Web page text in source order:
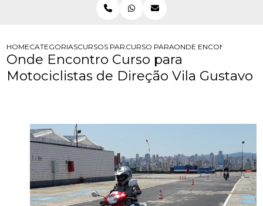
HOMECATEGORIASCURSOS PARA MOTOCICLISTAS
CURSO PARA MOTOCICLISTA
ONDE ENCONTRO
Onde Encontro Curso para
Motociclistas de Direção Vila Gustavo